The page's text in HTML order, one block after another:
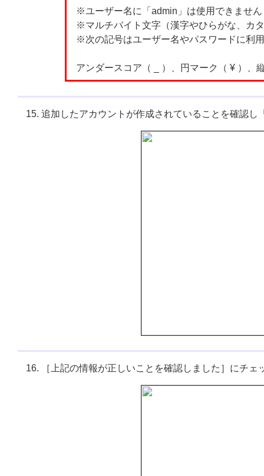
※ユーザー名に「admin」は使用できませ
※マルチバイト文字（漢字やひらがな、カ
※次の記号はユーザー名やパスワードに利
アンダースコア（ _ ）、円マーク（ ¥ ）、
追加したアカウントが作成されていることを確認し
［上記の情報が正しいことを確認しました］にチ